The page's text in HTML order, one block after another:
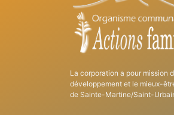
La corporation a pour mission
développement et le mieux-
de Sainte-Martine/Saint-